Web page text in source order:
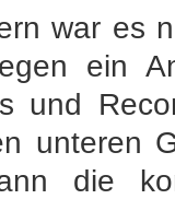
war es
ein
und
unteren
die